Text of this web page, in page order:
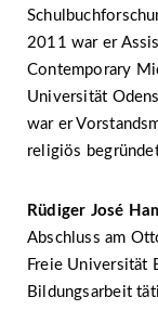
2011 war er
Contemporary
Universität
war er
religiös
Rüdiger José
Abschluss am
Freie Universität
Bildungsarbeit